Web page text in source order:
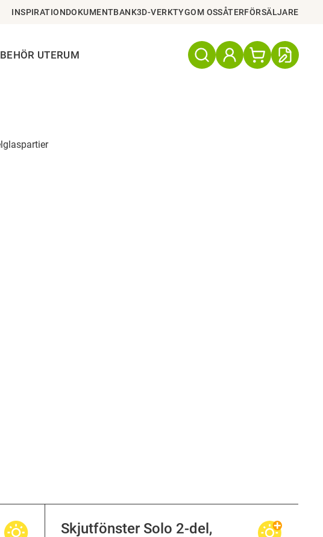
INSPIRATIONDOKUMENTBANK3D-VERKTYGOM OSSÅTERFÖRSÄLJARE
UTERUM
Skjutfönster Solo 2-del,